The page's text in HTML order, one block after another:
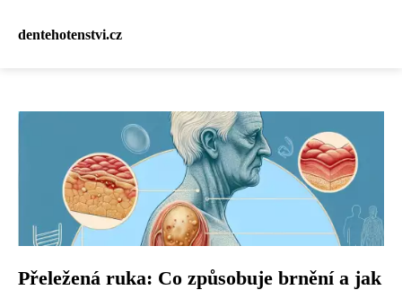
dentehotenstvi.cz
Přeležená ruka: Co způsobuje brnění a jak